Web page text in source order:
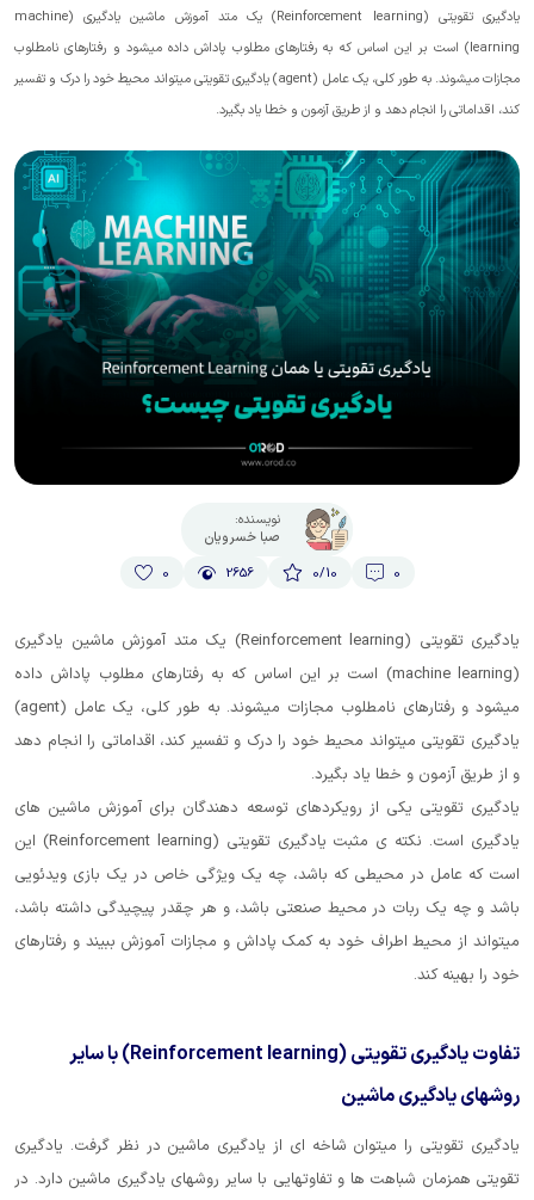
یادگیری تقویتی (Reinforcement learning) یک متد آموزش ماشین یادگیری (machine
learning) است بر این اساس که به رفتارهای مطلوب پاداش داده میشود و رفتارهای نامطلوب
مجازات میشوند. به طور کلی، یک عامل (agent) یادگیری تقویتی میتواند محیط خود را درک و تفسیر
کند، اقداماتی را انجام دهد و از طریق آزمون و خطا یاد بگیرد.
نویسنده:
صبا خسرویان
0
0/10
2656
0
یادگیری تقویتی (Reinforcement learning) یک متد آموزش ماشین یادگیری
(machine learning) است بر این اساس که به رفتارهای مطلوب پاداش داده
میشود و رفتارهای نامطلوب مجازات میشوند. به طور کلی، یک عامل (agent)
یادگیری تقویتی میتواند محیط خود را درک و تفسیر کند، اقداماتی را انجام دهد
و از طریق آزمون و خطا یاد بگیرد.
یادگیری تقویتی یکی از رویکردهای توسعه دهندگان برای آموزش ماشین های
یادگیری است. نکته ی مثبت یادگیری تقویتی (Reinforcement learning) این
است که عامل در محیطی که باشد، چه یک ویژگی خاص در یک بازی ویدئویی
باشد و چه یک ربات در محیط صنعتی باشد، و هر چقدر پیچیدگی داشته باشد،
میتواند از محیط اطراف خود به کمک پاداش و مجازات آموزش ببیند و رفتارهای
خود را بهینه کند.
تفاوت یادگیری تقویتی (Reinforcement learning) با سایر
روشهای یادگیری ماشین
یادگیری تقویتی را میتوان شاخه ای از یادگیری ماشین در نظر گرفت. یادگیری
تقویتی همزمان شباهت ها و تفاوتهایی با سایر روشهای یادگیری ماشین دارد. در